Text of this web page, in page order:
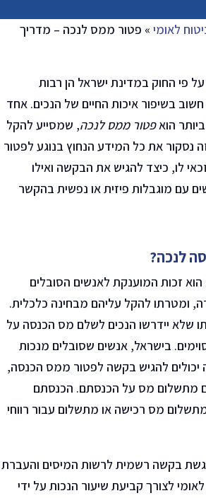
לאומי » פטור ממס לנכה – מדריך
על פי החוק במדינת ישראל הן רבות
חשוב בשיפור איכות החיים של הנכים. אחד
הואפטור ממס לנכה, שמסייע להקל
את כל המידע הנחוץ בנוגע לפטור
לו, כיצד להגיש את הבקשה ואילו
עם מוגבלות פיזית או נפשית בהקשר
לנכה?
הוא זכות המוענקת לאנשים הסובלים
ומטרתו להקל עליהם מבחינה כלכלית.
שלא יידרשו הנכים לשלם מס הכנסה על
בישראל, אנשים שסובלים מנכות
90% ומעלה יכולים להגיש בקשה לפטור ממס הכנסה,
מתשלום מס על הכנסתם. הכנסתם
מס רכישה או מתשלום עבור רווחי
בקשה רשמית לרשות המיסים והעברת
לצורך קביעת שיעור הנכות על ידי